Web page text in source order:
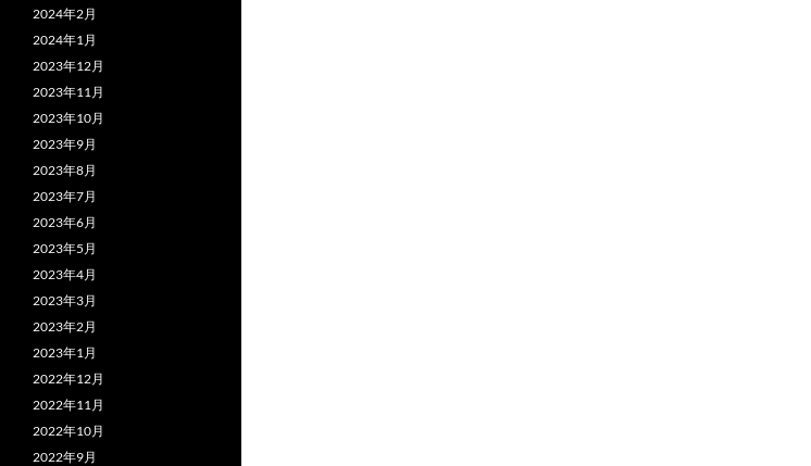
2024年2月
2024年1月
2023年12月
2023年11月
2023年10月
2023年9月
2023年8月
2023年7月
2023年6月
2023年5月
2023年4月
2023年3月
2023年2月
2023年1月
2022年12月
2022年11月
2022年10月
2022年9月